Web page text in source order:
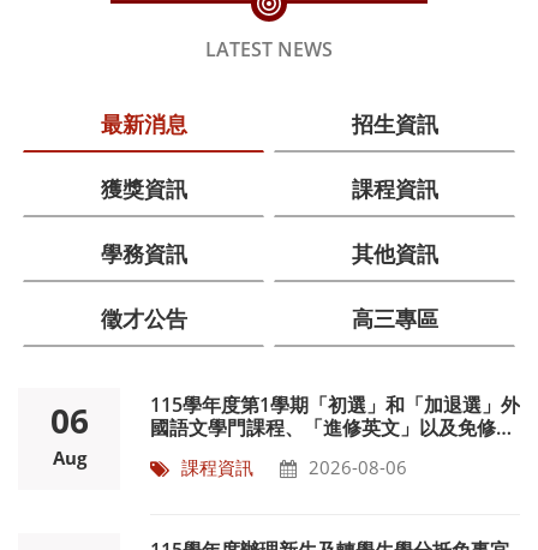
LATEST NEWS
最新消息 招生資訊
獲獎資訊 課程資訊
學務資訊 其他資訊
徵才公告 高三專區
06
Aug
115學年度第1學期「初選」和「加退選」外
國語文學門課程、「進修英文」以及免修外
文（一）、外文（二）課程相關事宜
課程資訊 2026-08-06